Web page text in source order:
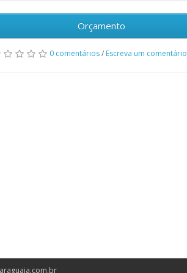
Orçamento
0 comentários/ Escreva um comentário